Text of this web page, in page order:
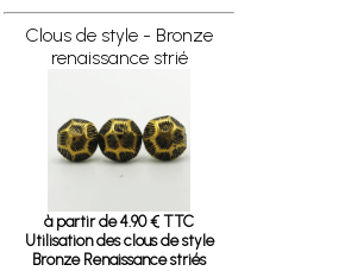
Clous de style - Bronze
renaissance strié
à partir de 4.90 € TTC
Utilisation des clous de style
Bronze Renaissance striés